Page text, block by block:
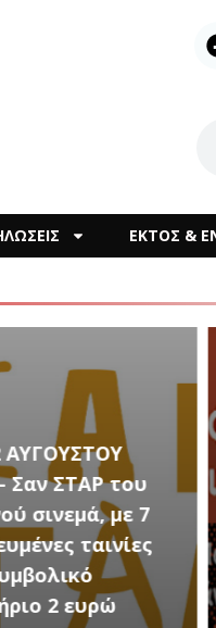
ΕΚΤΟΣ &
έρχεται
μεγάλη
του
την
18 Αυγούστου